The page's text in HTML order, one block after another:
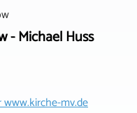
- Michael Huss
www.kirche-mv.de